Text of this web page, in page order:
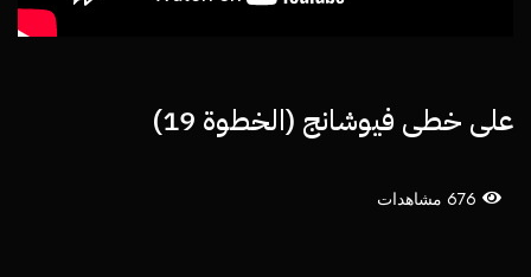
على خطى فيوشانج (الخطوة 19)
676 مشاهدات